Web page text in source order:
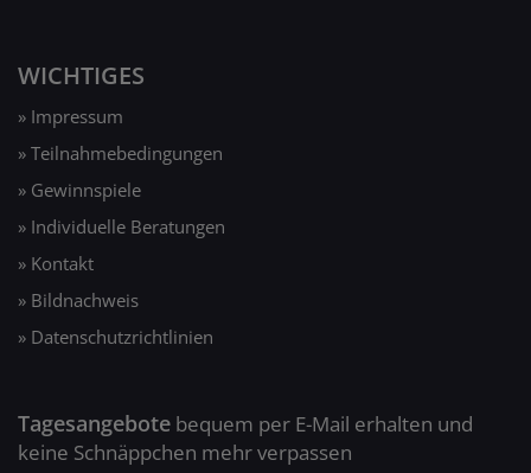
WICHTIGES
» Impressum
» Teilnahmebedingungen
» Gewinnspiele
» Individuelle Beratungen
» Kontakt
» Bildnachweis
» Datenschutzrichtlinien
Tagesangebote bequem per E-Mail erhalten und
keine Schnäppchen mehr verpassen